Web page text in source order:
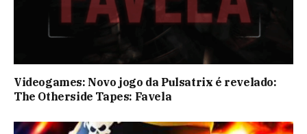
Videogames: Novo jogo da Pulsatrix é revelado:
The Otherside Tapes: Favela